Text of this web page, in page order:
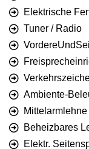
Elektrische
Tuner / Radio
Ambiente-
Mittelarmlehne
Beheizbares
Elektr.